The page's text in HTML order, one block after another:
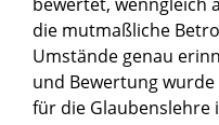
die mutmaßliche
Umstände genau
und Bewertung
für die Glaubenslehre